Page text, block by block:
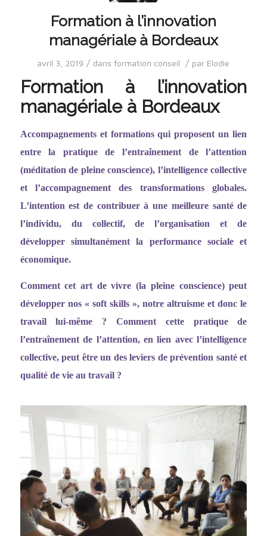
Formation à l’innovation
managériale à Bordeaux
avril 3, 2019 / dans formation conseil / par Elodie
Formation à l’innovation
managériale à Bordeaux
Accompagnements et formations qui proposent un lien
entre la pratique de l’entraînement de l’attention
(méditation de pleine conscience), l’intelligence collective
et l’accompagnement des transformations globales.
L’intention est de contribuer à une meilleure santé de
l’individu, du collectif, de l’organisation et de
développer simultanément la performance sociale et
économique.
Comment cet art de vivre (la pleine conscience) peut
développer nos « soft skills», notre altruisme et donc le
travail lui-même ? Comment cette pratique de
l’entraînement de l’attention, en lien avec l’intelligence
collective, peut être un des leviers de prévention santé et
qualité de vie au travail ?